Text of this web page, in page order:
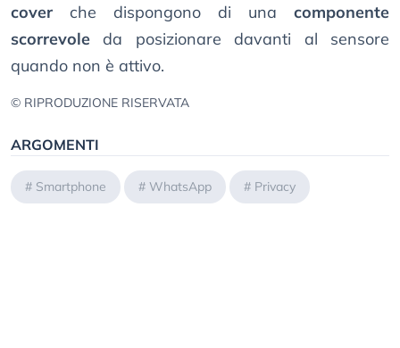
cover che dispongono di una componente
scorrevole da posizionare davanti al sensore
quando non è attivo.
© RIPRODUZIONE RISERVATA
ARGOMENTI
# Smartphone # WhatsApp # Privacy